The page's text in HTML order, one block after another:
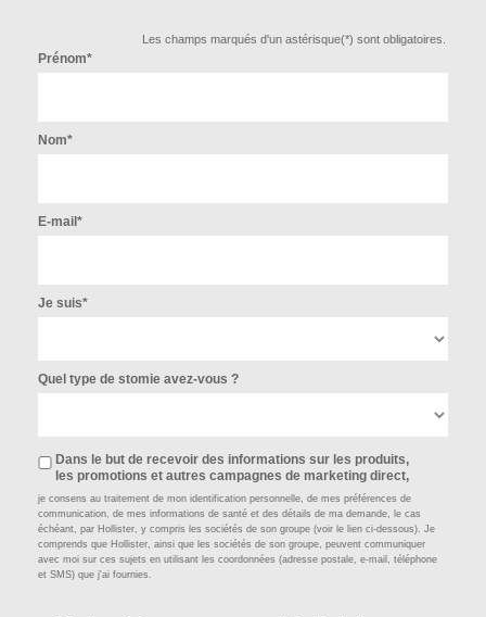
Les champs marqués d'un astérisque(*) sont obligatoires.
Prénom*
Nom*
E-mail*
Je suis*
Quel type de stomie avez-vous ?
Dans le but de recevoir des informations sur les produits,
les promotions et autres campagnes de marketing direct,
je consens au traitement de mon identification personnelle, de mes préférences de
communication, de mes informations de santé et des détails de ma demande, le cas
échéant, par Hollister, y compris les sociétés de son groupe (voir le lien ci-dessous). Je
comprends que Hollister, ainsi que les sociétés de son groupe, peuvent communiquer
avec moi sur ces sujets en utilisant les coordonnées (adresse postale, e-mail, téléphone
et SMS) que j'ai fournies.